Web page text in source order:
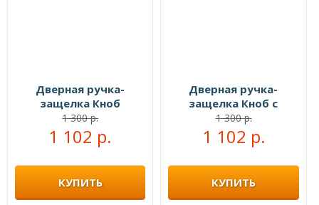
Дверная ручка-
защелка Кноб
межкомнатная хром
1 300 р.
1 102 р.
КУПИТЬ
Дверная ручка-
защелка Кноб с
ключами белый
никель
1 300 р.
1 102 р.
КУПИТЬ